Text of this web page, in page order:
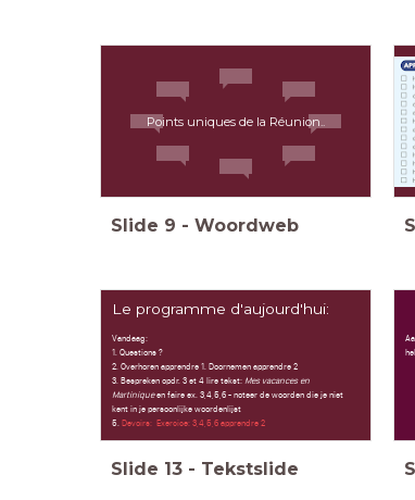
Points uniques de la Réunion..
Slide 9 - Woordweb
Le programme d'aujourd'hui:
Vandaag:
1. Questions ?
2. Overhoren apprendre 1. Doornemen apprendre 2
3. Bespreken opdr. 3 et 4 lire tekst: Mes vacances en
Martiniqueen faire ex. 3,4,5,6 - noteer de woorden die je niet
kent in je persoonlijke woordenlijst
5. Devoirs: Exercice: 3,4,5,6 apprendre 2
Slide 13 - Tekstslide